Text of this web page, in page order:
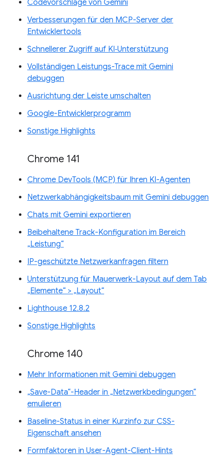
Codevorschläge von Gemini
Verbesserungen für den MCP-Server der
Entwicklertools
Schnellerer Zugriff auf KI‑Unterstützung
Vollständigen Leistungs-Trace mit Gemini
debuggen
Ausrichtung der Leiste umschalten
Google-Entwicklerprogramm
Sonstige Highlights
Chrome 141
Chrome DevTools (MCP) für Ihren KI-Agenten
Netzwerkabhängigkeitsbaum mit Gemini debuggen
Chats mit Gemini exportieren
Beibehaltene Track-Konfiguration im Bereich
„Leistung“
IP-geschützte Netzwerkanfragen filtern
Unterstützung für Mauerwerk-Layout auf dem Tab
„Elemente“ > „Layout“
Lighthouse 12.8.2
Sonstige Highlights
Chrome 140
Mehr Informationen mit Gemini debuggen
„Save-Data“-Header in „Netzwerkbedingungen“
emulieren
Baseline-Status in einer Kurzinfo zur CSS-
Eigenschaft ansehen
Formfaktoren in User-Agent-Client-Hints